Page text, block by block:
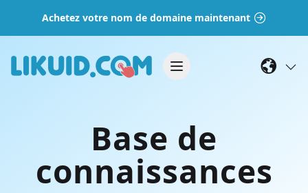
Achetez votre nom de domaine maintenant
Base de
connaissances